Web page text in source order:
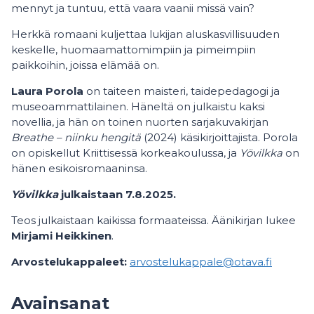
mennyt ja tuntuu, että vaara vaanii missä vain?
Herkkä romaani kuljettaa lukijan aluskasvillisuuden
keskelle, huomaamattomimpiin ja pimeimpiin
paikkoihin, joissa elämää on.
Laura Porola on taiteen maisteri, taidepedagogi ja
museoammattilainen. Häneltä on julkaistu kaksi
novellia, ja hän on toinen nuorten sarjakuvakirjan
Breathe – niinku hengitä (2024) käsikirjoittajista. Porola
on opiskellut Kriittisessä korkeakoulussa, ja Yövilkka on
hänen esikoisromaaninsa.
Yövilkkajulkaistaan 7.8.2025.
Teos julkaistaan kaikissa formaateissa. Äänikirjan lukee
Mirjami Heikkinen.
Arvostelukappaleet: arvostelukappale@otava.fi
Avainsanat